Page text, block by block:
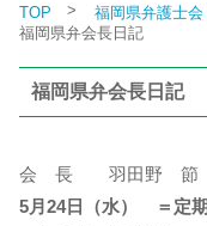
TOP > 福岡県弁護士
福岡県弁会長日記
福岡県弁会長日記
会 長 羽田野 節
5月24日（水） ＝定